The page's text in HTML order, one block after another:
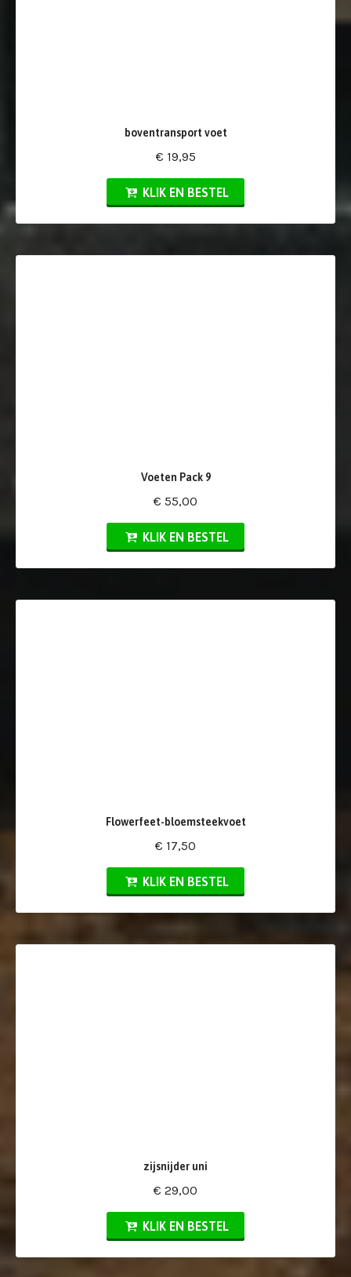
boventransport voet
€ 19,95
KLIK EN BESTEL
Voeten Pack 9
€ 55,00
KLIK EN BESTEL
Flowerfeet-bloemsteekvoet
€ 17,50
KLIK EN BESTEL
zijsnijder uni
€ 29,00
KLIK EN BESTEL